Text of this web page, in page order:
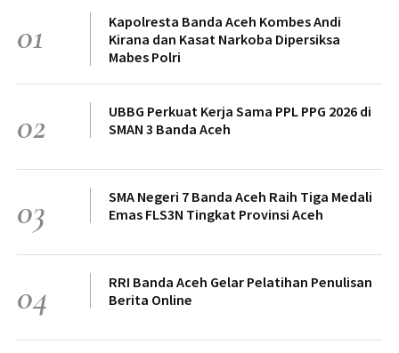
01
Kapolresta Banda Aceh Kombes Andi
Kirana dan Kasat Narkoba Dipersiksa
Mabes Polri
02
UBBG Perkuat Kerja Sama PPL PPG 2026 di
SMAN 3 Banda Aceh
03
SMA Negeri 7 Banda Aceh Raih Tiga Medali
Emas FLS3N Tingkat Provinsi Aceh
04
RRI Banda Aceh Gelar Pelatihan Penulisan
Berita Online